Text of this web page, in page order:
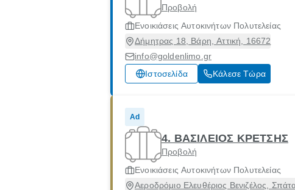
Προβολή
Ενοικιάσεις Αυτοκινήτων Πολυτελείας
Δήμητρας 18, Βάρη, Αττική, 16672
info@goldenlimo.gr
Ιστοσελίδα
Κάλεσε Τώρα
Ad
4. ΒΑΣΙΛΕΙΟΣ ΚΡΕΤΣΗΣ
Προβολή
Ενοικιάσεις Αυτοκινήτων Πολυτελείας
Αεροδρόμιο Ελευθέριος Βενιζέλος,